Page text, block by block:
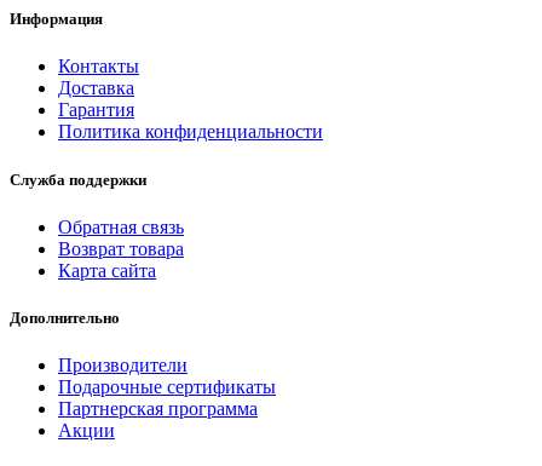
Информация
Контакты
Доставка
Гарантия
Политика конфиденциальности
Служба поддержки
Обратная связь
Возврат товара
Карта сайта
Дополнительно
Производители
Подарочные сертификаты
Партнерская программа
Акции